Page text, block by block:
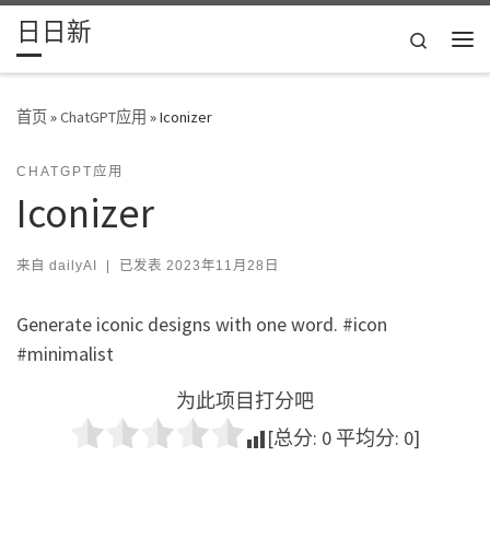
Skip to content
日日新
Search
首页»ChatGPT应用 »Iconizer
CHATGPT应用
Iconizer
来自 dailyAI | 已发表 2023年11月28日
Generate iconic designs with one word. #icon
#minimalist
为此项目打分吧
[总分: 0 平均分: 0]